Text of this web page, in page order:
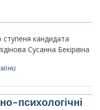
ступеня кандидата
Сусанна Бекірівна
психологічні